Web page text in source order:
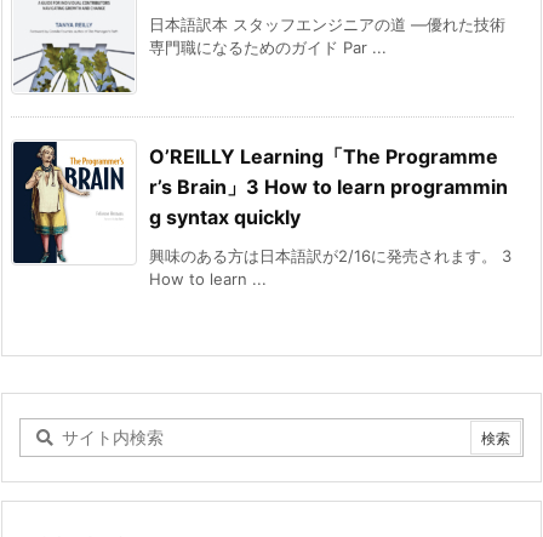
日本語訳本 スタッフエンジニアの道 ―優れた技術
専門職になるためのガイド Par ...
O’REILLY Learning「The Programme
r’s Brain」3 How to learn programmin
g syntax quickly
興味のある方は日本語訳が2/16に発売されます。 3
How to learn ...